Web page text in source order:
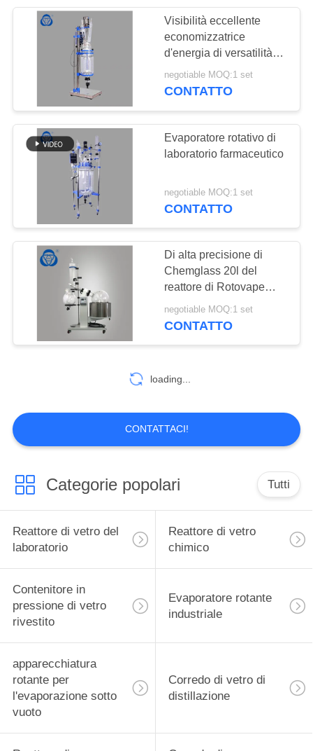
Corredo di vetro di
distillazione
7
Reattore di
distillazione sotto
vuoto
9
Corredo di
distillazione del
Circolatore di
riscaldamento
refrigerata
Imbuto Buchner di
vuoto
Visibilità eccellente
economizzatrice
d'energia di versatilità
del reattore di
distillazione sotto vuoto
negotiable MOQ:1 set
CONTATTO
Evaporatore rotativo di
laboratorio farmaceutico
negotiable MOQ:1 set
CONTATTO
Di alta precisione di
Chemglass 20l del
reattore di Rotovape
motore del compatto
estremamente
negotiable MOQ:1 set
CONTATTO
loading...
CONTATTACI!
Categorie popolari Tutti
Reattore di vetro del
laboratorio
Reattore di vetro
chimico
Contenitore in
pressione di vetro
rivestito
Evaporatore rotante
industriale
apparecchiatura
rotante per
l'evaporazione sotto
vuoto
Corredo di vetro di
distillazione